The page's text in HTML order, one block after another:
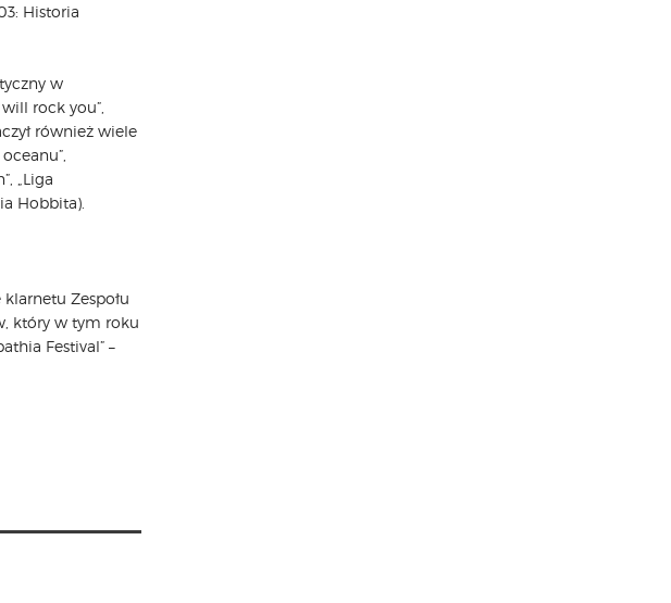
Historia
w
rock you”,
również wiele
„Liga
Hobbita).
Zespołu
który w tym roku
Festival” –